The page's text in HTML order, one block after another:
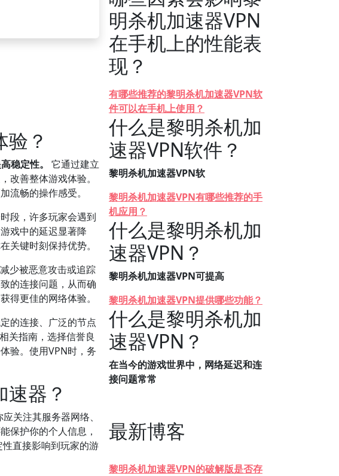
？
稳定性。
它通过建立
改善整体游戏体验。
流畅的操作感受。
段，许多玩家会遇到
戏中的延迟显著降
关键时刻保持优势。
少被恶意攻击或追踪
的连接问题，从而确
得更佳的网络体验。
的连接、广泛的节点
关指南，选择信誉良
验。使用VPN时，务
器？
关注其服务器网络、
保护你的个人信息，
直接影响到玩家的游
明杀机加速器VPN
在手机上的性能表
现？
有哪些推荐的黎明杀机加速器VPN软
件可以在手机上使用？
什么是黎明杀机加
速器VPN软件？
黎明杀机加速器VPN软
黎明杀机加速器VPN有哪些推荐的手
机应用？
什么是黎明杀机加
速器VPN？
黎明杀机加速器VPN可提高
黎明杀机加速器VPN提供哪些功能？
什么是黎明杀机加
速器VPN？
在当今的游戏世界中，网络延迟和连
接问题常常
最新博客
黎明杀机加速器VPN的破解版是否存